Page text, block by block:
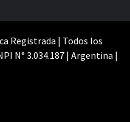
Registrada | Todos los
N° 3.034.187 | Argentina |